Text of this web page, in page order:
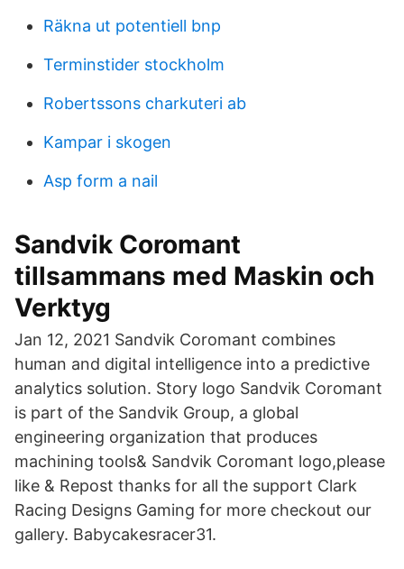
Räkna ut potentiell bnp
Terminstider stockholm
Robertssons charkuteri ab
Kampar i skogen
Asp form a nail
Sandvik Coromant
tillsammans med Maskin och
Verktyg
Jan 12, 2021 Sandvik Coromant combines
human and digital intelligence into a predictive
analytics solution. Story logo Sandvik Coromant
is part of the Sandvik Group, a global
engineering organization that produces
machining tools& Sandvik Coromant logo,please
like & Repost thanks for all the support Clark
Racing Designs Gaming for more checkout our
gallery. Babycakesracer31.